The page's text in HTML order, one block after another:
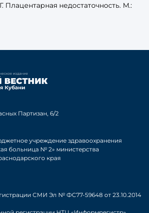
Плацентарная недостаточность. М.:
Партизан, 6/2
учреждение здравоохранения
больница № 2» министерства
края
СМИ Эл № ФС77-59648 от 23.10.2014